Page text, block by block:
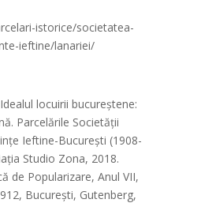
istorice/societatea-
ieftine/lanariei/
locuirii bucureștene:
Parcelările Societății
Ieftine-București (1908-
Studio Zona, 2018.
de Popularizare, Anul VII,
București, Gutenberg,